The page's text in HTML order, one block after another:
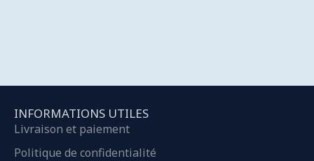
INFORMATIONS UTILES
Livraison et paiement
Politique de confidentialité